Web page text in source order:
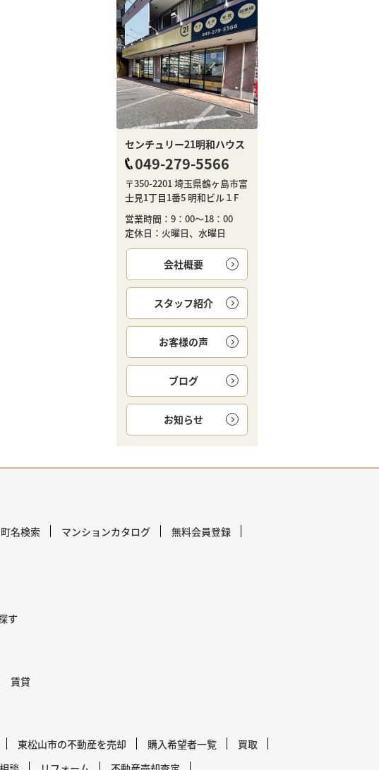
センチュリー21明和ハウス
049-279-5566
〒350-2201 埼玉県鶴ヶ島市富
士見1丁目1番5 明和ビル１F
営業時間：9：00～18：00
定休日：火曜日、水曜日
会社概要
スタッフ紹介
お客様の声
ブログ
お知らせ
町名検索 マンションカタログ
無料会員登録
す
賃貸
東松山市の不動産を売却 購入希望者一覧
買取